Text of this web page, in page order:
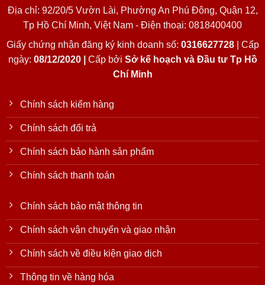
Địa chỉ: 92/20/5 Vườn Lài, Phường An Phú Đông, Quận 12,
Tp Hồ Chí Minh, Việt Nam - Điện thoại: 0818400400
Giấy chứng nhận đăng ký kinh doanh số: 0316627728| Cấp
ngày: 08/12/2020 | Cấp bởi Sở kế hoạch và Đầu tư Tp Hồ
Chí Minh
Chính sách kiểm hàng
Chính sách đổi trả
Chính sách bảo hành sản phẩm
Chính sách thanh toán
Chính sách bảo mật thông tin
Chính sách vận chuyển và giao nhận
Chính sách về điều kiện giao dịch
Thông tin về hàng hóa